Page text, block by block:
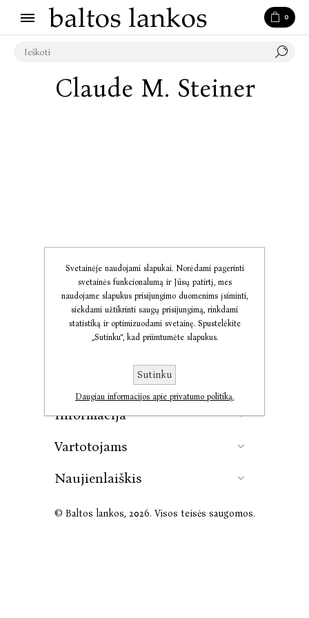
0
Claude M. Steiner
Informacija
Vartotojams
Naujienlaiškis
© Baltos lankos, 2026. Visos teisės saugomos.
Svetainėje naudojami slapukai. Norėdami pagerinti
svetainės funkcionalumą ir Jūsų patirtį, mes
naudojame slapukus prisijungimo duomenims įsiminti,
siekdami užtikrinti saugų prisijungimą, rinkdami
statistiką ir optimizuodami svetainę. Spustelėkite
„Sutinku“, kad priimtumėte slapukus.
Sutinku
Daugiau informacijos apie privatumo politiką.